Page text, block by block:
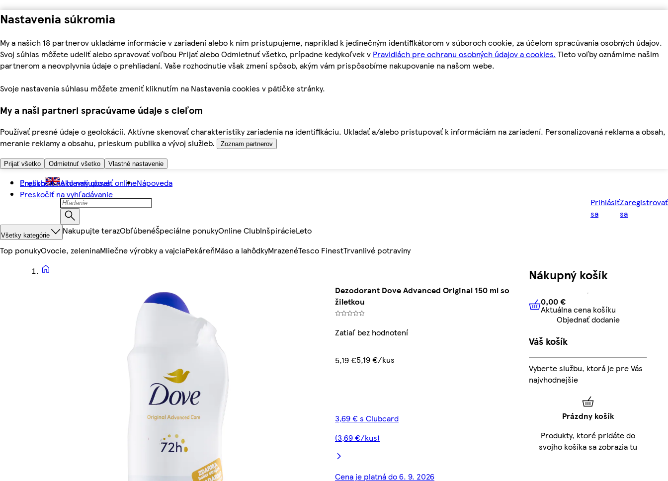
Nastavenia súkromia
My a našich 18 partnerov ukladáme informácie v zariadení alebo k nim pristupujeme, napríklad k jedinečným identifikátorom v súboroch cookie, za účelom spracúvania osobných údajov.
Svoj súhlas môžete udeliť alebo spravovať voľbou Prijať alebo Odmietnuť všetko, prípadne kedykoľvek v Pravidlách pre ochranu osobných údajov a cookies. Tieto voľby oznámime našim
partnerom a neovplyvnia údaje o prehliadaní. Vaše rozhodnutie však zmení spôsob, akým vám prispôsobíme nakupovanie na našom webe.
Svoje nastavenia súhlasu môžete zmeniť kliknutím na Nastavenia cookies v pätičke stránky.
My a naši partneri spracúvame údaje s cieľom
Používať presné údaje o geolokácii. Aktívne skenovať charakteristiky zariadenia na identifikáciu. Ukladať a/alebo pristupovať k informáciám na zariadení. Personalizovaná reklama a obsah,
meranie reklamy a obsahu, prieskum publika a vývoj služieb.
Zoznam partnerov
Prijať všetko Odmietnuť všetko Vlastné nastavenie
Preskočiť na hlavný obsah
Preskočiť na vyhľadávanie
English Ako nakupovať onlineNápoveda
Prihlásiť
sa
Zaregistrovať
sa
Všetky kategórie Nakupujte terazObľúbenéŠpeciálne ponukyOnline ClubInšpirácieLeto
Top ponukyOvocie, zeleninaMliečne výrobky a vajciaPekáreňMäso a lahôdkyMrazenéTesco FinestTrvanlivé potraviny
Dezodorant Dove Advanced Original 150 ml so
žiletkou
Zatiaľ bez hodnotení
5,19 €5,19 €/kus
3,69 € s Clubcard
(3,69 €/kus)
Cena je platná do 6. 9. 2026
Nákupný košík
0,00 € Aktuálna cena košíku
0,00 €
Aktuálna cena košíku
Objednať dodanie
Váš košík
Vyberte službu, ktorá je pre Vás
najvhodnejšie
Prázdny košík
Produkty, ktoré pridáte do
svojho košíka sa zobrazia tu